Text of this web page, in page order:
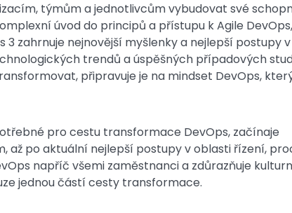
týmům a jednotlivcům vybudovat své
úvod do principů a přístupu k Agile
3 zahrnuje nejnovější myšlenky a nejlepší postupy v
trendů a úspěšných případových
připravuje je na mindset DevOps,
pro cestu transformace DevOps, začínaje
až po aktuální nejlepší postupy v oblasti řízení,
napříč všemi zaměstnanci a zdůrazňuje
jednou částí cesty transformace.